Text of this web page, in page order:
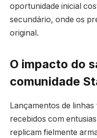
oportunidade inicial
secundário, onde os
original.
O impacto do
comunidade
Lançamentos de linhas
recebidos com
replicam fielmente